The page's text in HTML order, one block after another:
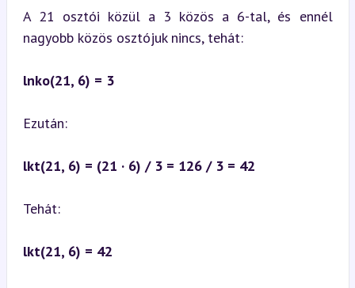
A 21 osztói közül a 3 közös a 6-tal, és ennél
nagyobb közös osztójuk nincs, tehát:
lnko(21, 6) = 3
Ezután:
lkt(21, 6) = (21 · 6) / 3 = 126 / 3 = 42
Tehát:
lkt(21, 6) = 42